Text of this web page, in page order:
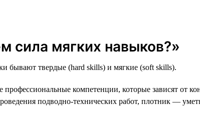
сила мягких навыков?»
бывают твердые (hard skills) и мягкие (soft skills).
компетенции, которые зависят от
подводно-технических работ, плотник —